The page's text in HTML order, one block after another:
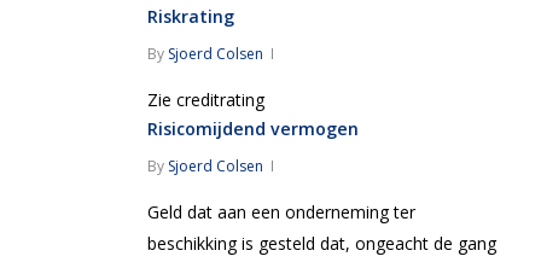
Riskrating
By Sjoerd Colsen
Zie creditrating
Risicomijdend vermogen
By Sjoerd Colsen
Geld dat aan een onderneming ter
beschikking is gesteld dat, ongeacht de gang